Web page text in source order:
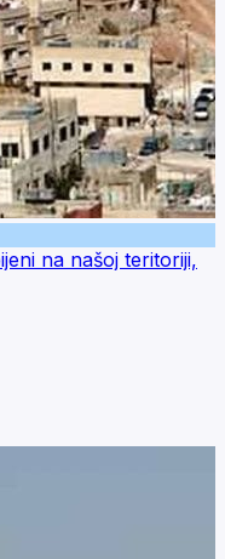
na našoj teritoriji,